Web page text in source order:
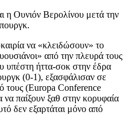
η Ουνιόν Βερολίνου μετά την
να «κλειδώσουν» το
από την πλευρά τους
υπέστη ήττα-σοκ στην έδρα
(0-1), εξασφάλισαν σε
τους (Europa Conference
να παίξουν ξαθ στην κορυφαία
δεν εξαρτάται μόνο από